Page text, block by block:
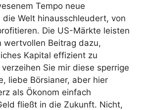
Tempo neue
die Welt hinausschleudert, von
Die US-Märkte leisten
wertvollen Beitrag dazu,
Kapital effizient zu
Sie mir diese sperrige
liebe Börsianer, aber hier
als Ökonom einfach
fließt in die Zukunft. Nicht,